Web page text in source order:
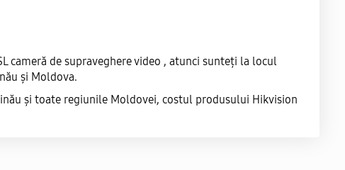
cameră de supraveghere video , atunci sunteți la locul
și Moldova.
și toate regiunile Moldovei, costul produsului Hikvision